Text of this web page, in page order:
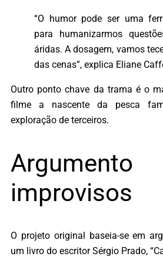
“O humor pode ser uma
para humanizarmos
áridas. A dosagem, vamos
das cenas”, explica Eliane
Outro ponto chave da trama é o
filme a nascente da pesca
exploração de terceiros.
improvisos
O projeto original baseia-se em
um livro do escritor Sérgio Prado,